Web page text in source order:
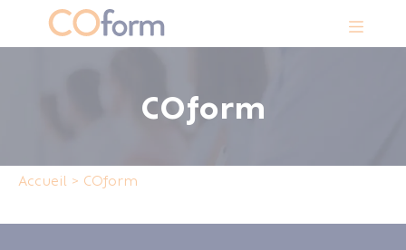
COform
Accueil > COform
Panneau de gestion des cookies